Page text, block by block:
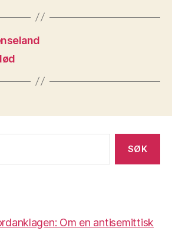
Om en antisemittisk